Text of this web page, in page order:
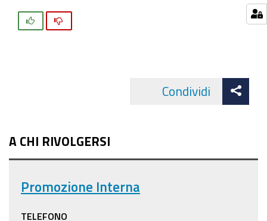
Condividi
A CHI RIVOLGERSI
Promozione Interna
TELEFONO